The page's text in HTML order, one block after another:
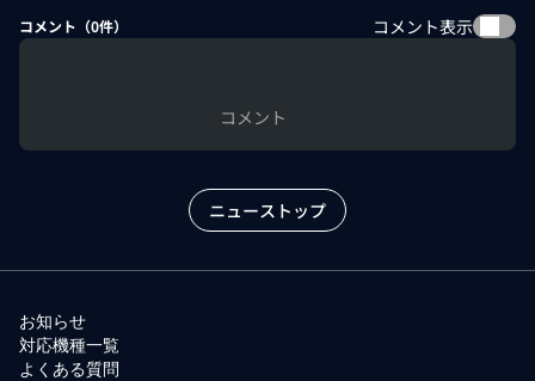
コメント（0件） コメント表示
コメント
ニューストップ
お知らせ
対応機種一覧
よくある質問